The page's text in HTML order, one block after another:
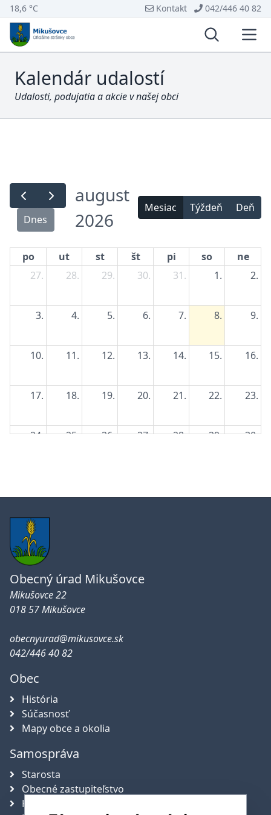
18,6 °C Kontakt 042/446 40 82
Vyhľadávanie
Kalendár udalostí
Udalosti, podujatia a akcie v našej obci
Dnes
august
2026
Mesiac Týždeň Deň
po ut st št pi so
ne
27.
28. 29. 30. 31. 1. 2.
3. 4. 5. 6. 7. 8. 9.
10. 11. 12. 13. 14. 15. 16.
17. 18. 19. 20. 21. 22. 23.
24. 25. 26. 27. 28. 29. 30.
Obecný úrad Mikušovce
Mikušovce 22
018 57 Mikušovce
obecnyurad@mikusovce.sk
042/446 40 82
Obec
História
Súčasnosť
Mapy obce a okolia
Samospráva
Starosta
Obecné zastupiteľstvo
Hlavný kontrolór obce